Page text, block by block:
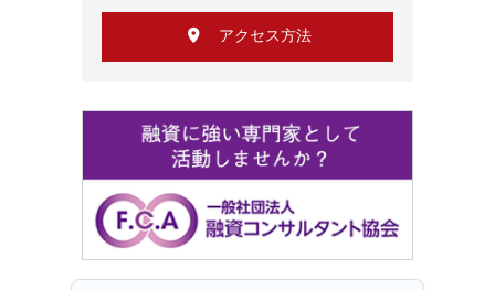
アクセス方法